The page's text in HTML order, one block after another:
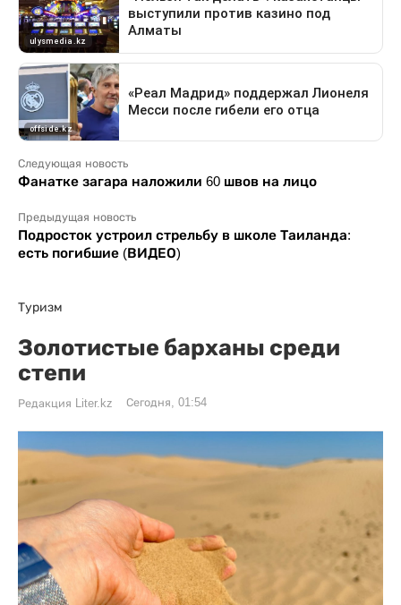
Следующая новость
Фанатке загара наложили 60 швов на лицо
Предыдущая новость
Подросток устроил стрельбу в школе Таиланда:
есть погибшие (ВИДЕО)
Туризм
Золотистые барханы среди
степи
Редакция Liter.kz Сегодня, 01:54